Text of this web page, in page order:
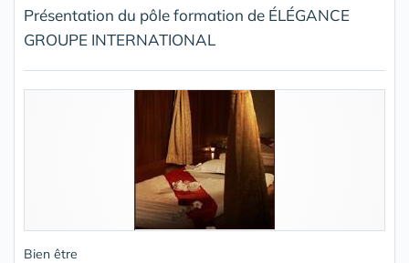
Présentation du pôle formation de ÉLÉGANCE
GROUPE INTERNATIONAL
Bien être